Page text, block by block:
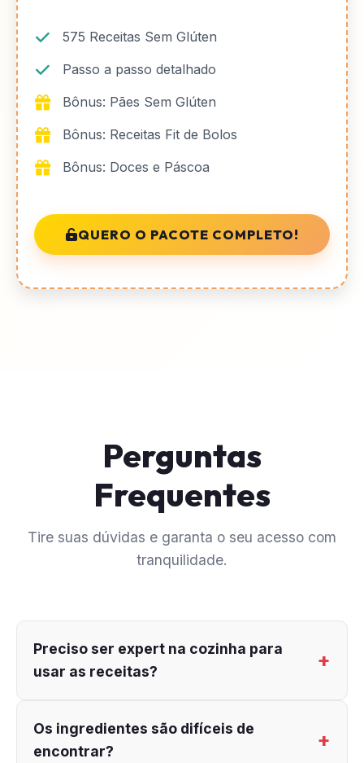
575 Receitas Sem Glúten
Passo a passo detalhado
Bônus: Pães Sem Glúten
Bônus: Receitas Fit de Bolos
Bônus: Doces e Páscoa
QUERO O PACOTE COMPLETO!
Perguntas
Frequentes
Tire suas dúvidas e garanta o seu acesso com
tranquilidade.
Preciso ser expert na cozinha para
usar as receitas?
Os ingredientes são difíceis de
encontrar?